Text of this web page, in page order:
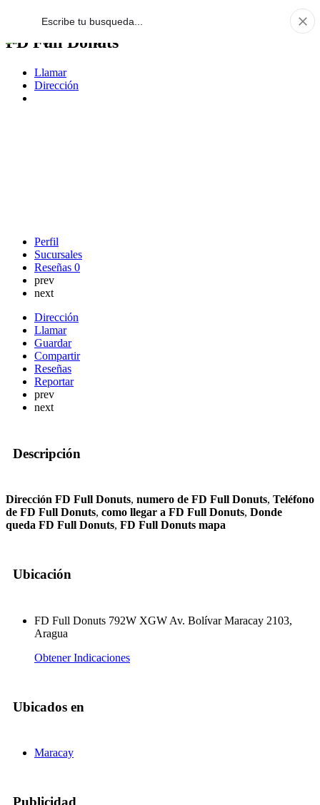
FD Full Donuts
Llamar
Dirección
Perfil
Sucursales
Reseñas 0
prev
next
Dirección
Llamar
Guardar
Compartir
Reseñas
Reportar
prev
next
Descripción
Dirección FD Full Donuts, numero de FD Full Donuts, Teléfono
de FD Full Donuts, como llegar a FD Full Donuts, Donde
queda FD Full Donuts, FD Full Donuts mapa
Ubicación
FD Full Donuts 792W XGW Av. Bolívar Maracay 2103,
Aragua
Obtener Indicaciones
Ubicados en
Maracay
Publicidad